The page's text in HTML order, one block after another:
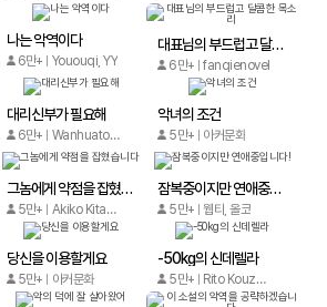
나는 악역이다
6만+ Yououqi, YY
대표님의 부드럽고 달콤한 목소리
6만+ fanqienovel
대리신부가 필요해
6만+ Wanhuatong Comics
악녀의 조건
5만+ 아커문화
그놈에게 약점을 잡혔습니다
5만+ Akiko Kitami/Mayu Kitami
잠복중이지만 연애중입니다!
5만+ 웹티, 올코
당신을 이용할게요
5만+ 아커문화
-50kg의 신데렐라
5만+ Rito Kouzuki/Iku Mochizuki